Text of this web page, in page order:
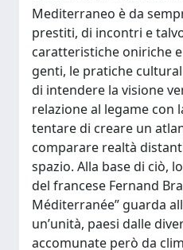
Mediterraneo è da
prestiti, di incontri e
caratteristiche oniriche
genti, le pratiche
di intendere la visione
relazione al legame con
tentare di creare un
comparare realtà
spazio. Alla base di ciò,
del francese Fernand
Méditerranée” guarda
un’unità, paesi dalle
accomunate però da